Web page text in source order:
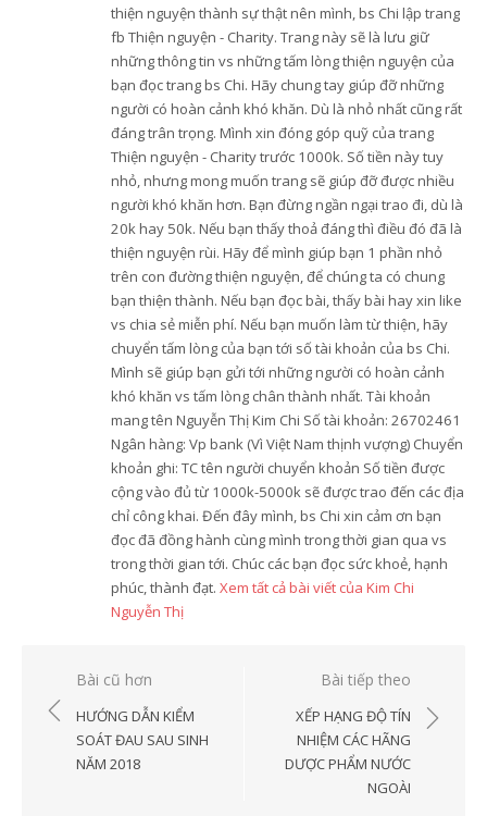
thiện nguyện thành sự thật nên mình, bs Chi lập trang
fb Thiện nguyện - Charity. Trang này sẽ là lưu giữ
những thông tin vs những tấm lòng thiện nguyện của
bạn đọc trang bs Chi. Hãy chung tay giúp đỡ những
người có hoàn cảnh khó khăn. Dù là nhỏ nhất cũng rất
đáng trân trọng. Mình xin đóng góp quỹ của trang
Thiện nguyện - Charity trước 1000k. Số tiền này tuy
nhỏ, nhưng mong muốn trang sẽ giúp đỡ được nhiều
người khó khăn hơn. Bạn đừng ngần ngại trao đi, dù là
20k hay 50k. Nếu bạn thấy thoả đáng thì điều đó đã là
thiện nguyện rùi. Hãy để mình giúp bạn 1 phần nhỏ
trên con đường thiện nguyện, để chúng ta có chung
bạn thiện thành. Nếu bạn đọc bài, thấy bài hay xin like
vs chia sẻ miễn phí. Nếu bạn muốn làm từ thiện, hãy
chuyển tấm lòng của bạn tới số tài khoản của bs Chi.
Mình sẽ giúp bạn gửi tới những người có hoàn cảnh
khó khăn vs tấm lòng chân thành nhất. Tài khoản
mang tên Nguyễn Thị Kim Chi Số tài khoản: 26702461
Ngân hàng: Vp bank (Vì Việt Nam thịnh vượng) Chuyển
khoản ghi: TC tên người chuyển khoản Số tiền được
cộng vào đủ từ 1000k-5000k sẽ được trao đến các địa
chỉ công khai. Đến đây mình, bs Chi xin cảm ơn bạn
đọc đã đồng hành cùng mình trong thời gian qua vs
trong thời gian tới. Chúc các bạn đọc sức khoẻ, hạnh
phúc, thành đạt. Xem tất cả bài viết của Kim Chi
Nguyễn Thị
Điều
hướng
viết
Bài cũ hơn
HƯỚNG DẪN KIỂM
SOÁT ĐAU SAU SINH
NĂM 2018
Bài tiếp theo
XẾP HẠNG ĐỘ TÍN
NHIỆM CÁC HÃNG
DƯỢC PHẨM NƯỚC
NGOÀI